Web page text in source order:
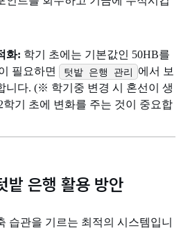
화: 학기 초에는 기본값인 50HB를
필요하면
텃밭 은행 관리
에서 보
니다. (※ 학기중 변경 시 혼선이 생
학기 초에 변화를 주는 것이 중요합
은행 활용 방안
습관을 기르는 최적의 시스템입니